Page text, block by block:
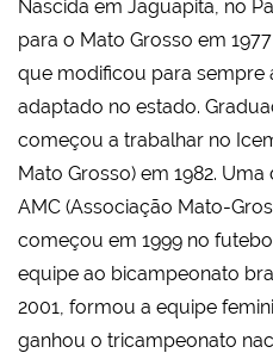
Nascida em Jaguapitã, no
para o Mato Grosso em
que modificou para sempre
adaptado no estado.
começou a trabalhar no
Mato Grosso) em 1982.
AMC (Associação Mato-
começou em 1999 no
equipe ao bicampeonato
2001, formou a equipe
ganhou o tricampeonato